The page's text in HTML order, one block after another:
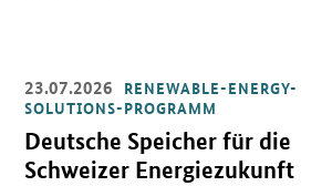
23.07.2026 RENEWABLE-ENERGY-
SOLUTIONS-PROGRAMM
Deutsche Speicher für die
Schweizer Energiezukunft
Öffnet Einzelsicht